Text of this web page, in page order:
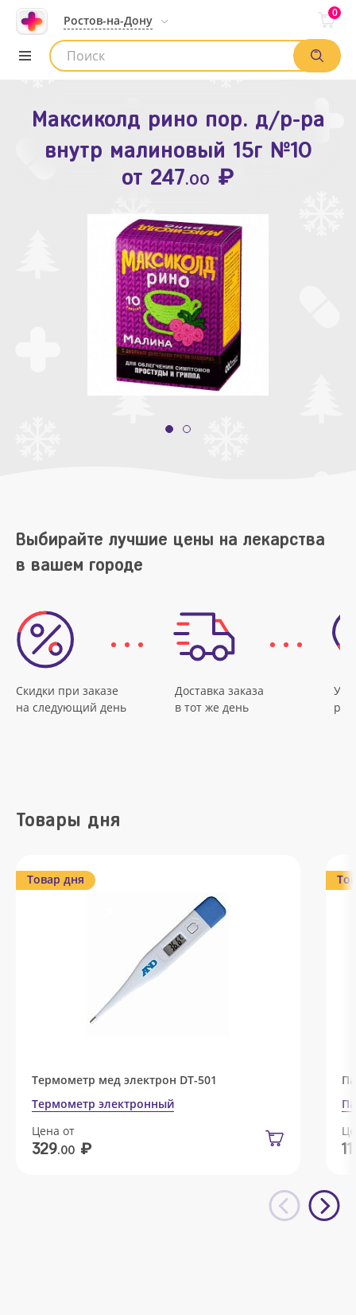
Ростов-на-Дону
0
Список аптек
Максиколд рино пор. д/р-ра
внутр малиновый 15г №10
от 247.00 ₽
Зодак таб. п.п.о. 10мг №10
от109.80 ₽
Выбирайте лучшие цены на лекарства
в вашем городе
Скидки при заказе
на следующий день
Доставка заказа
в тот же день
Товары дня
Товар дня
Термометр мед электрон DT-501
Термометр электронный
Цена от
329.00 ₽ 11